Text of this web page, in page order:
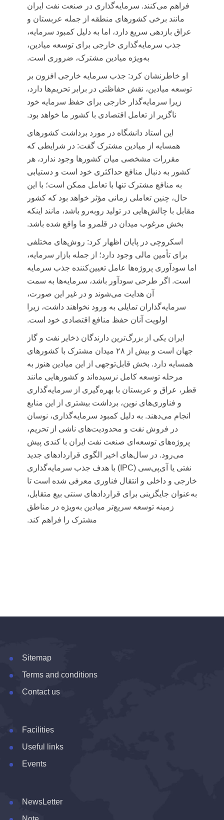
فراهم می‌کنند. سرمایه‌گذاری در صنعت نفت ایران
مانند برخی کشورهای منطقه از جمله عربستان و
عراق بازدهی سریع دارد، اما به دلیل کمبود سرمایه،
جذب سرمایه‌گذاری خارجی برای توسعه میادین،
به‌ویژه میادین مشترک، ضروری است.
او خاطرنشان کرد: جذب سرمایه خارجی افزون بر
توسعه میادین، نقش حفاظتی در برابر تحریم‌ها دارد،
زیرا سرمایه‌گذار خارجی برای حفظ سرمایه خود
ناگزیر از تعامل اقتصادی با کشور ما خواهد بود.
این استاد دانشگاه در مورد برداشت کشورهای
همسایه از میادین مشترک گفت: در شرایطی که
مقررات مشخصی میان کشورها وجود ندارد، هر
کشور به دنبال منافع حداکثری خود است و دستیابی
به منافع مشترک تنها با تعامل ممکن است؛ با این
حال، چنین تعاملی زمانی مؤثر خواهد بود که کشور
مقابل با چالش‌هایی در تولید روبه‌رو باشد، مانند اینکه
بخش مرغوب میدان در قلمرو ما واقع شده باشد.
اسکروچی در پایان اظهار کرد: روش‌های مختلفی
برای تأمین مالی وجود دارد؛ از جمله بازار سرمایه،
اما سودآوری پروژه‌ها عامل تعیین‌کننده جذب سرمایه
است. اگر طرحی سودآور باشد، سرمایه‌ها به سمت
آن هدایت می‌شوند و در غیر این صورت،
سرمایه‌گذاران تمایلی به ورود نخواهند داشت، زیرا
اولویت آنان حفظ منافع اقتصادی خود است.
ایران یکی از بزرگ‌ترین دارندگان ذخایر نفت و گاز
جهان است و بیش از ۲۸ میدان مشترک با کشورهای
همسایه دارد. بخش قابل‌توجهی از این میادین هنوز به
مرحله توسعه کامل نرسیده‌اند و کشورهایی مانند
قطر، عراق و عربستان با بهره‌گیری از سرمایه‌گذاری
و فناوری‌های نوین، برداشت بیشتری از این منابع
انجام می‌دهند. به دلیل کمبود سرمایه‌گذاری، نوسان
در فروش نفت و محدودیت‌های ناشی از تحریم،
پروژه‌های توسعه‌ای صنعت نفت ایران با کندی پیش
می‌رود. در سال‌های اخیر الگوی قراردادهای جدید
نفتی یا آی‌پی‌سی (IPC)
با هدف جذب سرمایه‌گذاری
خارجی و داخلی و انتقال فناوری معرفی شده است تا
به‌عنوان جایگزینی برای قراردادهای سنتی بیع متقابل،
زمینه توسعه سریع‌تر میادین به‌ویژه در مناطق
مشترک را فراهم کند.
Sitemap
Terms and conditions
Contact us
Facilities
Useful links
Events
NewsLetter